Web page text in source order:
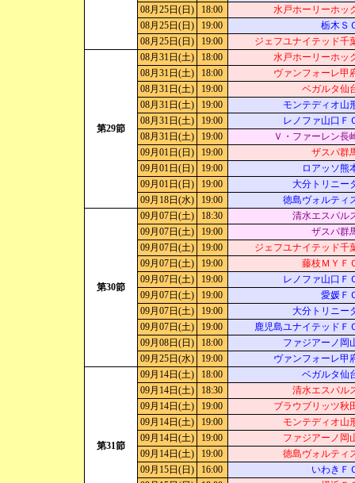
08月25日(日)
18:00
水戸ホーリーホッ
08月25日(日)
19:00
栃木Ｓ
08月25日(日)
19:00 ジェフユナイテッド千
第29節
08月31日(土) 18:00
水戸ホーリーホッ
08月31日(土)
18:00
ヴァンフォーレ甲
08月31日(土)
19:00
ベガルタ仙
08月31日(土)
19:00
モンテディオ山
08月31日(土)
19:00
レノファ山口Ｆ
08月31日(土)
19:00
Ｖ・ファーレン長
09月01日(日)
19:00
ザスパ群
09月01日(日)
19:00
ロアッソ熊
09月01日(日)
19:00
大分トリニー
09月18日(水)
19:00 徳島ヴォルティ
第30節
09月07日(土) 18:30
清水エスパル
09月07日(土)
19:00
ザスパ群
09月07日(土)
19:00
ジェフユナイテッド千
09月07日(土)
19:00
藤枝ＭＹＦ
09月07日(土)
19:00
レノファ山口Ｆ
09月07日(土)
19:00
愛媛Ｆ
09月07日(土)
19:00
大分トリニー
09月07日(土)
19:00
鹿児島ユナイテッドＦ
09月08日(日)
18:00
ファジアーノ岡
09月25日(水)
19:00 ヴァンフォーレ甲
第31節
09月14日(土) 18:00
ベガルタ仙
09月14日(土)
18:30
清水エスパル
09月14日(土)
19:00
ブラウブリッツ秋
09月14日(土)
19:00
モンテディオ山
09月14日(土)
19:00
ファジアーノ岡
09月14日(土)
19:00
徳島ヴォルティ
09月15日(日)
16:00
いわきＦ